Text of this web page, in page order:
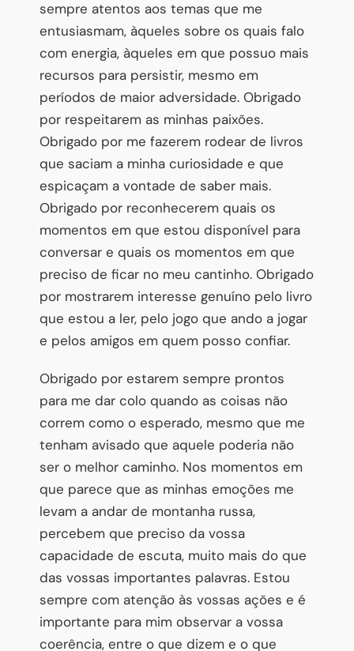
sempre atentos aos temas que me
entusiasmam, àqueles sobre os quais falo
com energia, àqueles em que possuo mais
recursos para persistir, mesmo em
períodos de maior adversidade. Obrigado
por respeitarem as minhas paixões.
Obrigado por me fazerem rodear de livros
que saciam a minha curiosidade e que
espicaçam a vontade de saber mais.
Obrigado por reconhecerem quais os
momentos em que estou disponível para
conversar e quais os momentos em que
preciso de ficar no meu cantinho. Obrigado
por mostrarem interesse genuíno pelo livro
que estou a ler, pelo jogo que ando a jogar
e pelos amigos em quem posso confiar.
Obrigado por estarem sempre prontos
para me dar colo quando as coisas não
correm como o esperado, mesmo que me
tenham avisado que aquele poderia não
ser o melhor caminho. Nos momentos em
que parece que as minhas emoções me
levam a andar de montanha russa,
percebem que preciso da vossa
capacidade de escuta, muito mais do que
das vossas importantes palavras. Estou
sempre com atenção às vossas ações e é
importante para mim observar a vossa
coerência, entre o que dizem e o que